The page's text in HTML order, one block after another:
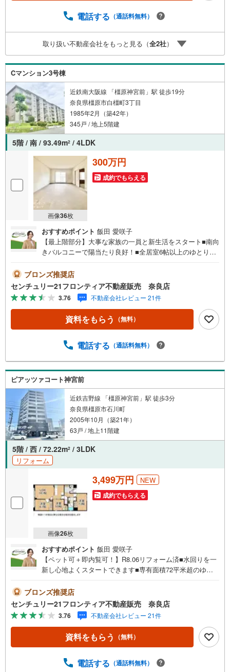
12分 弊社が選ばれる理由 1.お金の扱い方のプロ、ファイナ
どにも対応できる売却専門チームあり！3.たくさんの銀行
と繋がりがあるため、最も低金利になるように審査が可
能！4.物件のお引渡し後に必要になったお家のリフォーム
も弊社のリフォームプランナーがご提案！お気軽にお問合
せください！
電話する （通話料無料）
取り扱い不動産会社をもっと見る（全2社）
Cマンション3号棟
近鉄南大阪線 「橿原神宮前」駅 徒歩19分
奈良県橿原市白橿町3丁目
1985年2月（築42年）
345戸 / 地上5階建
5階 / 南 / 93.49m2 / 4LDK
画像36枚
300万円
成約でもらえる
おすすめポイント 飯田 愛咲子
【最上階部分】大事な家族の一員と新生活をスタート■南向
きバルコニーで陽当たり良好！■全居室6帖以上のゆとりあ
談予約はお電話がスムーズ 特徴・収納スペース付きでお部
屋の中もスッキリ片付きますね・洋室・和室があり寝室や
子供部屋など多彩にお使いいただけます・使い勝手の良いL
型キッチンでお料理も快適 立地・白橿小学校まで徒歩約13
分・白橿中学校まで徒歩約15分 弊社が選ばれる理由 1.お金
の扱い方のプロ、ファイナンシャルプランナーが資金計画
ムあり！3.たくさんの銀行と繋がりがあるため、最も低金
なったお家のリフォームも弊社のリフォームプランナーが
ご提案！5.定期的にご連絡を繋ぎ、有事の際に迅速にサポ
ートいたします弊社は専門家同士が連携をとっているた
め、より多くの知見がございます。お気軽にお問合せくだ
さい！
ブロンズ推奨店
センチュリー21フロンティア不動産販売 奈良店
3.76 不動産会社レビュー 21件
資料をもらう （無料）
電話する （通話料無料）
ピアッツァコート神宮前
近鉄吉野線 「橿原神宮前」駅 徒歩3分
奈良県橿原市石川町
2005年10月（築21年）
63戸 / 地上11階建
5階 / 西 / 72.22m2 / 3LDK
リフォーム
画像26枚
3,499万円 NEW
成約でもらえる
おすすめポイント 飯田 愛咲子
【ペット可＋即内覧可！】R8.06リフォーム済■水回りを一
新し心地よくスタートできます■専有面積72平米超のゆと
ム内容・システムキッチン交換（浄水器・食洗機付）・ユ
ニットバス交換（浴室乾燥機付）・洗面化粧台交換・温水
洗浄便座一体型トイレ交換・壁や天井のクロス貼替・LDK
や洋室全室、廊下のフローリング貼替・洗面室のクッショ
ンフロア貼替・ハウスクリーニング 立地・畝傍東小学校ま
で徒歩約11分・畝傍中学校まで徒歩約8分 弊社が選ばれる
が資金計画をサポート！2.買い替えなどにも対応できる売
ブロンズ推奨店
センチュリー21フロンティア不動産販売 奈良店
3.76 不動産会社レビュー 21件
資料をもらう （無料）
電話する （通話料無料）